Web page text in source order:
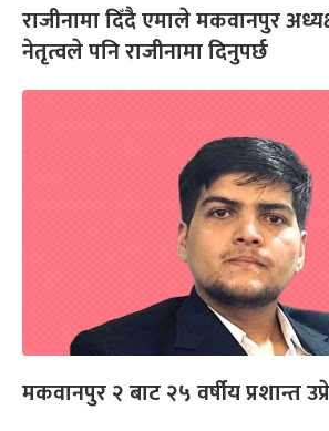
राजीनामा दिँदै एमाले मकवानपुर
नेतृत्वले पनि राजीनामा दिनुपर्छ
मकवानपुर २ बाट २५ वर्षीय प्रशान्त